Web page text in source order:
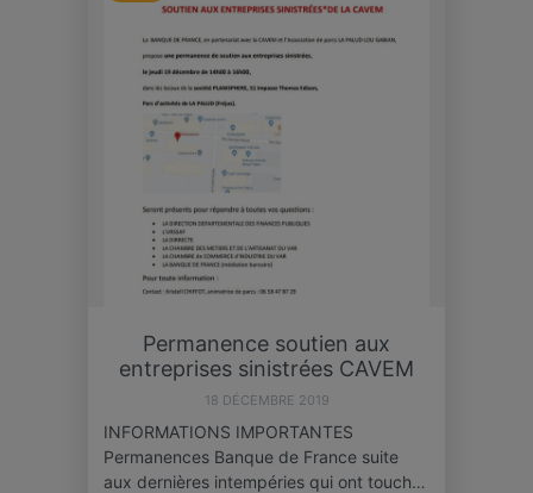
Permanence soutien aux
entreprises sinistrées CAVEM
18 DÉCEMBRE 2019
INFORMATIONS IMPORTANTES
Permanences Banque de France suite
aux dernières intempéries qui ont touch…